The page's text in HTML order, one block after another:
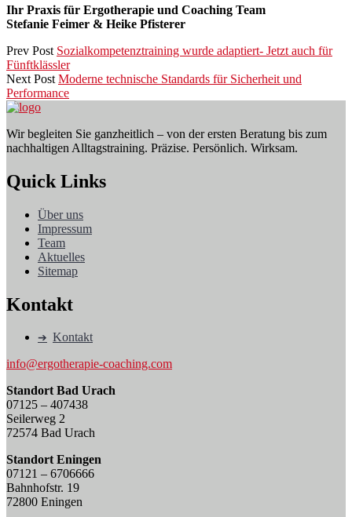
Ihr Praxis für Ergotherapie und Coaching Team
Stefanie Feimer & Heike Pfisterer
Prev Post Sozialkompetenztraining wurde adaptiert- Jetzt auch für
Fünftklässler
Next Post Moderne technische Standards für Sicherheit und
Performance
Wir begleiten Sie ganzheitlich – von der ersten Beratung bis zum
nachhaltigen Alltagstraining. Präzise. Persönlich. Wirksam.
Quick Links
Über uns
Impressum
Team
Aktuelles
Sitemap
Kontakt
Kontakt
info@ergotherapie-coaching.com
Standort Bad Urach
07125 – 407438
Seilerweg 2
72574 Bad Urach
Standort Eningen
07121 – 6706666
Bahnhofstr. 19
72800 Eningen